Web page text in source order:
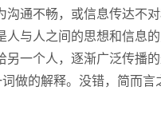
沟通不畅，或信息传达不
人与人之间的思想和信息
另一个人，逐渐广泛传播
词做的解释。没错，简而言